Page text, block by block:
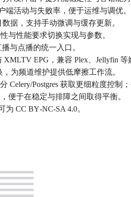
活动与失败率，便于运维与调优。
据，支持手动微调与缓存更新。
与性能要求切换实现与参数。
与点播的统一入口。
EPG，兼容 Plex、Jellyfin 等
为频道维护提供低摩擦工作流。
Postgres 获取更细粒度控制
便于在稳定与排障之间取得平衡。
CC BY‑NC‑SA 4.0。